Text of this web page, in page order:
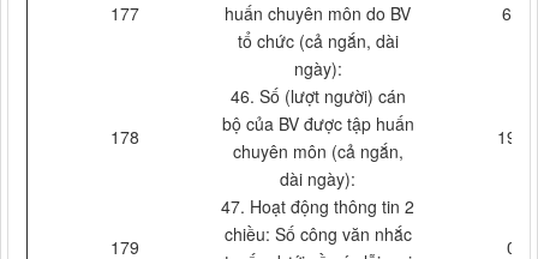
177
huấn chuyên môn do BV
tổ chức (cả ngắn, dài
ngày):
60
178
46. Số (lượt người) cán
bộ của BV được tập huấn
chuyên môn (cả ngắn,
dài ngày):
190
179
47. Hoạt động thông tin 2
chiều: Số công văn nhắc
0